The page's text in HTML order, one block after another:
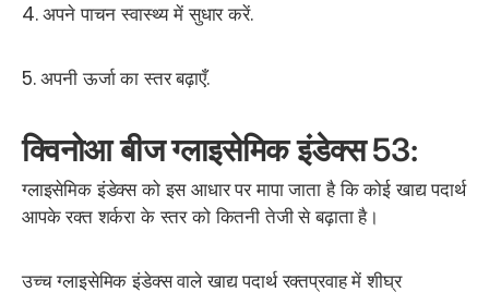
4. अपने पाचन स्वास्थ्य में सुधार करें.
5. अपनी ऊर्जा का स्तर बढ़ाएँ.
क्विनोआ बीज ग्लाइसेमिक इंडेक्स 53:
ग्लाइसेमिक इंडेक्स को इस आधार पर मापा जाता है कि कोई खाद्य पदार्थ
आपके रक्त शर्करा के स्तर को कितनी तेजी से बढ़ाता है।
उच्च ग्लाइसेमिक इंडेक्स वाले खाद्य पदार्थ रक्तप्रवाह में शीघ्र